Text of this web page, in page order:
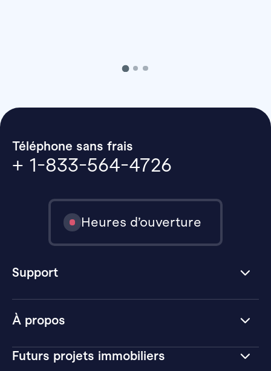
À propos
Futurs projets immobiliers
Téléphone sans frais
+ 1-833-564-4726
Heures d’ouverture
Support